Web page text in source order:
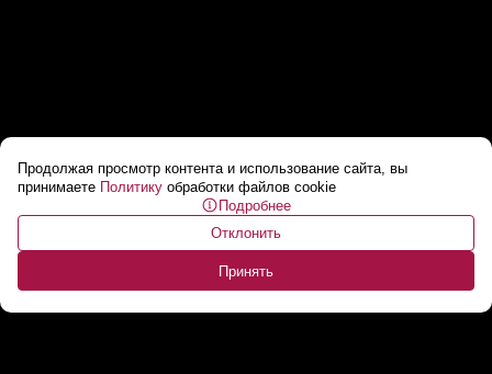
Продолжая просмотр контента и использование сайта, вы
принимаете Политику обработки файлов cookie
Подробнее
Отклонить
Принять
Лукашенко: Столкновение Израиля, Ирана и
США что показало? // Про главное в любой